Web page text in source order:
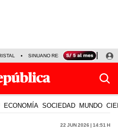
SINUANO RESULTADOS HOY
ECONOMÍA SOCIEDAD MUNDO
22 Jun 2026 | 14:51 h